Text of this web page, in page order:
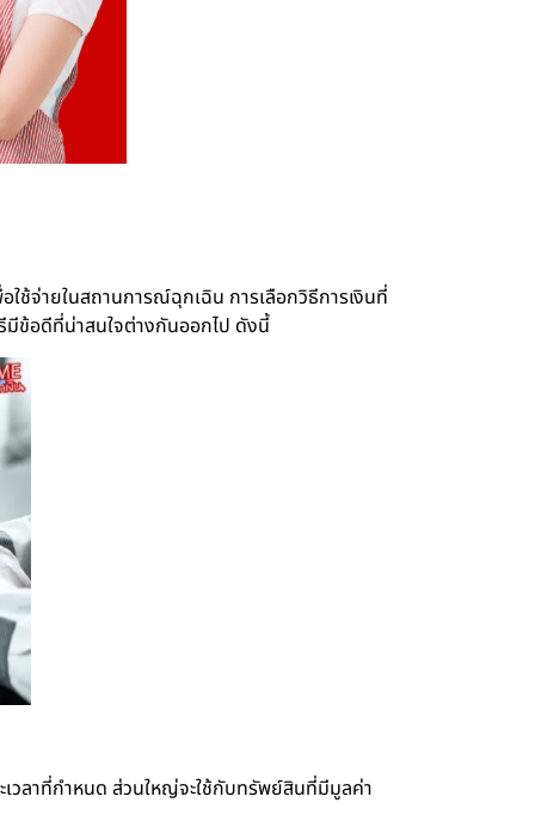
ช้จ่ายในสถานการณ์ฉุกเฉิน การเลือกวิธีการเงินที่
มีข้อดีที่น่าสนใจต่างกันออกไป ดังนี้
วลาที่กำหนด ส่วนใหญ่จะใช้กับทรัพย์สินที่มีมูลค่า